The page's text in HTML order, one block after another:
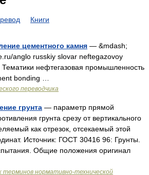
Книги
цементного камня — &mdash;
anglo russkiy slovar neftegazovoy
нефтегазовая промышленность
bonding …
переводчика
грунта — параметр прямой
грунта срезу от вертикального
как отрезок, отсекаемый этой
Источник: ГОСТ 30416 96: Грунты.
Общие положения оригинал
терминов нормативно-технической